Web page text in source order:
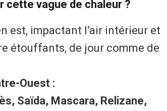
cette vague de chaleur ?
est, impactant l’air intérieur et
étouffants, de jour comme de
Ouest :
Saïda, Mascara, Relizane,